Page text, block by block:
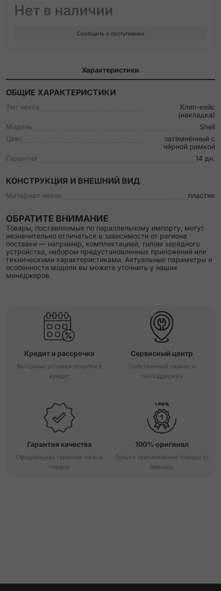
Нет в наличии
Сообщить о поступлении
Характеристики
ОБЩИЕ ХАРАКТЕРИСТИКИ
Тип чехла
Клип-кейс
(накладка)
Модель
Shell
Цвет
затемнённый с
чёрной рамкой
Гарантия
14 дн.
КОНСТРУКЦИЯ И ВНЕШНИЙ ВИД
Материал чехла пластик
ОБРАТИТЕ ВНИМАНИЕ
Товары, поставляемые по параллельному импорту, могут
незначительно отличаться в зависимости от региона
поставки — например, комплектацией, типом зарядного
устройства, набором предустановленных приложений или
техническими характеристиками. Актуальные параметры и
особенности модели вы можете уточнить у наших
менеджеров.
Кредит и рассрочка
Выгодные условия покупки в
кредит
Сервисный центр
Собственный сервис и
техподдержка
Гарантия качества
Официальная гарантия на все
товары
100% оригинал
Только оригинальные товары от
брендов